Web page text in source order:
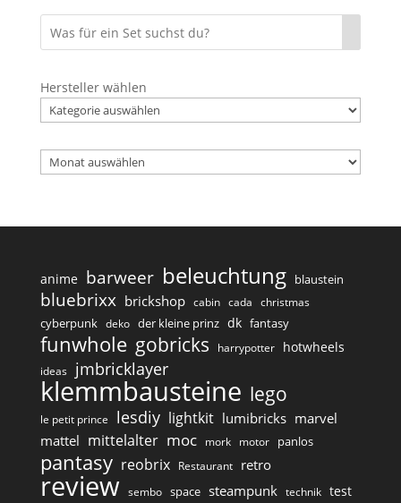
Hersteller wählen
Archiv
anime barweer beleuchtung blaustein
bluebrixx brickshop cabin cada christmas
cyberpunk deko der kleine prinz dk fantasy
funwhole gobricks harrypotter hotwheels
ideas jmbricklayer
klemmbausteine lego
le petit prince lesdiy lightkit lumibricks marvel
mattel mittelalter moc mork motor panlos
pantasy reobrix Restaurant retro
review sembo space steampunk technik test